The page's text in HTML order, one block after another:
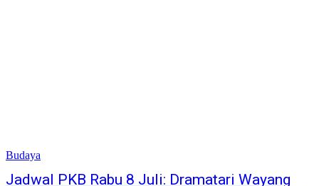
Budaya
Jadwal PKB Rabu 8 Juli: Dramatari Wayang